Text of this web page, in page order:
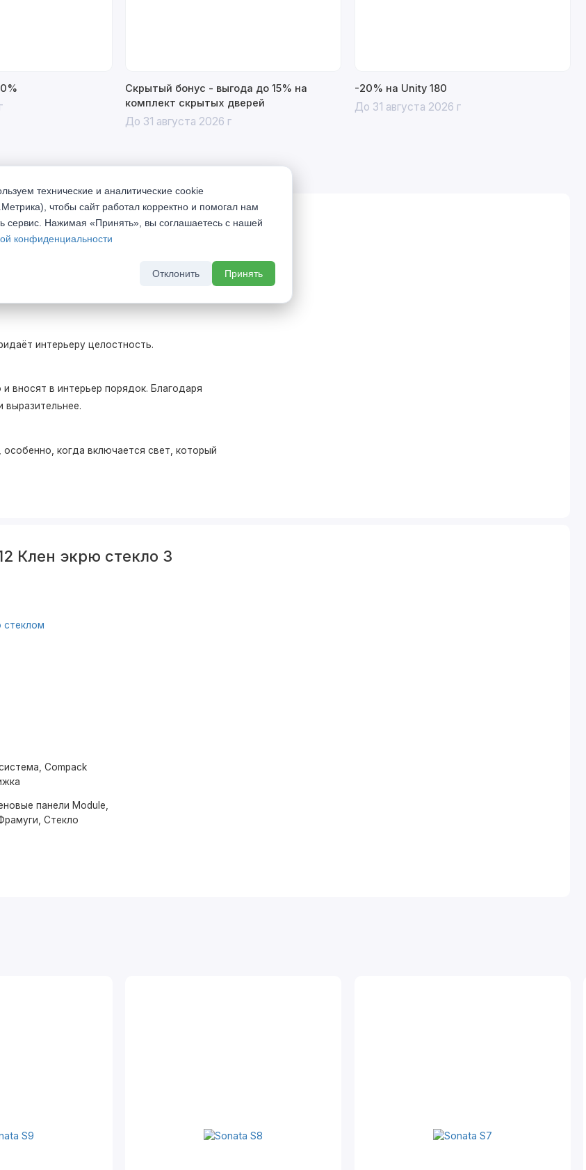
Скрытый бонус - выгода до 15% на
комплект скрытых дверей
До 31 августа 2026 г
-20% на Unity 180
До 31 августа 2026 г
произведениями одноименного жанра. Вклад
гармоничное звучание всех участников
интерьеру целостность.
вносят в интерьер порядок. Благодаря
выразительнее.
когда включается свет, который
Клен экрю стекло 3
стеклом
Compack
панели Module,
Стекло
технические и аналитические cookie
чтобы сайт работал корректно и помогал нам
сервис. Нажимая «Принять», вы соглашаетесь с нашей
конфиденциальности
Отклонить Принять